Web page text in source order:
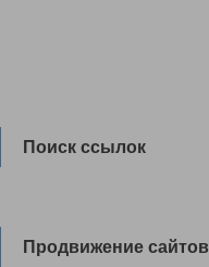
Поиск ссылок
Продвижение сайтов